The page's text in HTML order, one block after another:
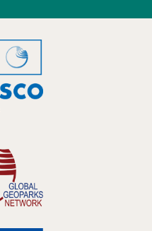
Hankelogo